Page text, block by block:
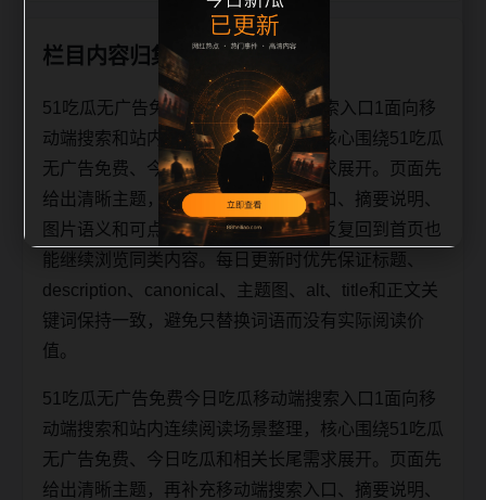
栏目内容归集
51吃瓜无广告免费今日吃瓜移动端搜索入口1面向移
动端搜索和站内连续阅读场景整理，核心围绕51吃瓜
无广告免费、今日吃瓜和相关长尾需求展开。页面先
给出清晰主题，再补充移动端搜索入口、摘要说明、
图片语义和可点击入口，让用户不用反复回到首页也
能继续浏览同类内容。每日更新时优先保证标题、
description、canonical、主题图、alt、title和正文关
键词保持一致，避免只替换词语而没有实际阅读价
值。
51吃瓜无广告免费今日吃瓜移动端搜索入口1面向移
动端搜索和站内连续阅读场景整理，核心围绕51吃瓜
无广告免费、今日吃瓜和相关长尾需求展开。页面先
给出清晰主题，再补充移动端搜索入口、摘要说明、